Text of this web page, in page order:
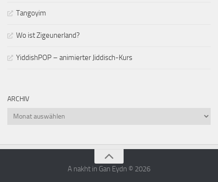
Tangoyim
Wo ist Zigeunerland?
YiddishPOP – animierter Jiddisch-Kurs
ARCHIV
Archiv
A nakht in Gan Eydn © 2026